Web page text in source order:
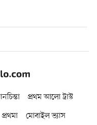
প্রথম আলো ট্রাস্ট
প্রথমা মোবাইল ভ্যাস